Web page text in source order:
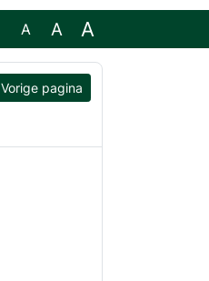
A A A
Vorige pagina